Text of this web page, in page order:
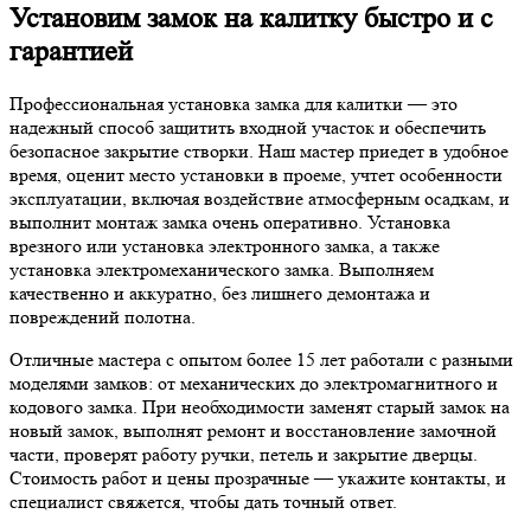
Установим замок на калитку быстро и с
гарантией
Профессиональная установка замка для калитки — это
надежный способ защитить входной участок и обеспечить
безопасное закрытие створки. Наш мастер приедет в удобное
время, оценит место установки в проеме, учтет особенности
эксплуатации, включая воздействие атмосферным осадкам, и
выполнит монтаж замка очень оперативно. Установка
врезного или установка электронного замка, а также
установка электромеханического замка. Выполняем
качественно и аккуратно, без лишнего демонтажа и
повреждений полотна.
Отличные мастера с опытом более 15 лет работали с разными
моделями замков: от механических до электромагнитного и
кодового замка. При необходимости заменят старый замок на
новый замок, выполнят ремонт и восстановление замочной
части, проверят работу ручки, петель и закрытие дверцы.
Стоимость работ и цены прозрачные — укажите контакты, и
специалист свяжется, чтобы дать точный ответ.